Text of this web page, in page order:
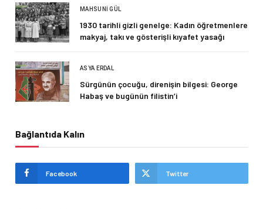
MAHSUNI GÜL
1930 tarihli gizli genelge: Kadın öğretmenlere
makyaj, takı ve gösterişli kıyafet yasağı
ASYA ERDAL
Sürgünün çocuğu, direnişin bilgesi: George
Habaş ve bugünün filistin’i
Bağlantıda Kalın
Facebook Twitter